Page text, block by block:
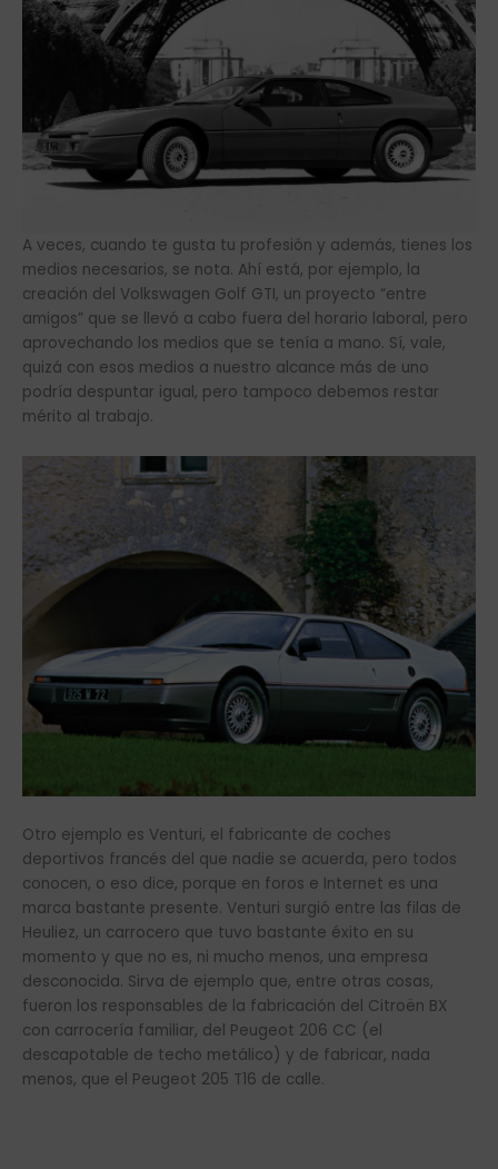
A veces, cuando te gusta tu profesión y además, tienes los
medios necesarios, se nota. Ahí está, por ejemplo, la
creación del Volkswagen Golf GTI, un proyecto “entre
amigos” que se llevó a cabo fuera del horario laboral, pero
aprovechando los medios que se tenía a mano. Sí, vale,
quizá con esos medios a nuestro alcance más de uno
podría despuntar igual, pero tampoco debemos restar
mérito al trabajo.
Otro ejemplo es Venturi, el fabricante de coches
deportivos francés del que nadie se acuerda, pero todos
conocen, o eso dice, porque en foros e Internet es una
marca bastante presente. Venturi surgió entre las filas de
Heuliez, un carrocero que tuvo bastante éxito en su
momento y que no es, ni mucho menos, una empresa
desconocida. Sirva de ejemplo que, entre otras cosas,
fueron los responsables de la fabricación del Citroën BX
con carrocería familiar, del Peugeot 206 CC (el
descapotable de techo metálico) y de fabricar, nada
menos, que el Peugeot 205 T16 de calle.